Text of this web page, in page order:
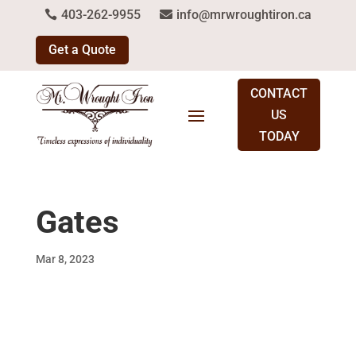
403-262-9955 info@mrwroughtiron.ca
Get a Quote
CONTACT
US
TODAY
Gates
Mar 8, 2023